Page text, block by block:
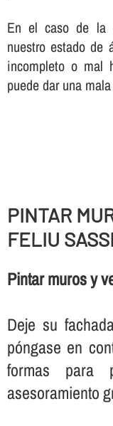
En el caso de la
nuestro estado de
incompleto o mal
puede dar una
PINTAR
FELIU
Pintar muros y
Deje su
póngase en
formas para
asesoramiento